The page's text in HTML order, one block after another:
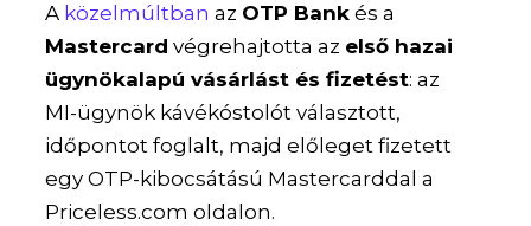
A közelmúltban az OTP Bank és a
Mastercard végrehajtotta az első hazai
ügynökalapú vásárlást és fizetést: az
MI-ügynök kávékóstolót választott,
időpontot foglalt, majd előleget fizetett
egy OTP-kibocsátású Mastercarddal a
Priceless.com oldalon.